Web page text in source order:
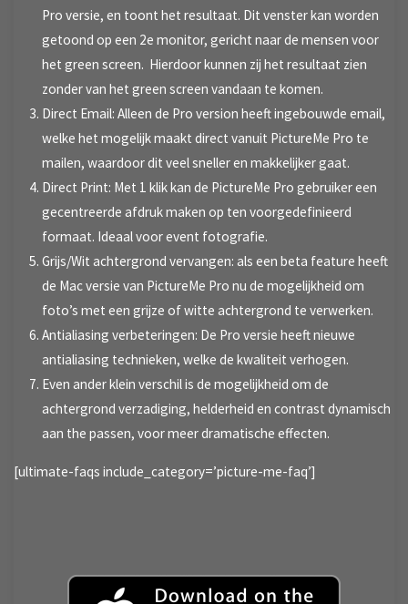
Pro versie, en toont het resultaat. Dit venster kan worden
getoond op een 2e monitor, gericht naar de mensen voor
het green screen. Hierdoor kunnen zij het resultaat zien
zonder van het green screen vandaan te komen.
Direct Email: Alleen de Pro version heeft ingebouwde email,
welke het mogelijk maakt direct vanuit PictureMe Pro te
mailen, waardoor dit veel sneller en makkelijker gaat.
Direct Print: Met 1 klik kan de PictureMe Pro gebruiker een
gecentreerde afdruk maken op ten voorgedefinieerd
formaat. Ideaal voor event fotografie.
Grijs/Wit achtergrond vervangen: als een beta feature heeft
de Mac versie van PictureMe Pro nu de mogelijkheid om
foto’s met een grijze of witte achtergrond te verwerken.
Antialiasing verbeteringen: De Pro versie heeft nieuwe
antialiasing technieken, welke de kwaliteit verhogen.
Even ander klein verschil is de mogelijkheid om de
achtergrond verzadiging, helderheid en contrast dynamisch
aan the passen, voor meer dramatische effecten.
[ultimate-faqs include_category=’picture-me-faq’]